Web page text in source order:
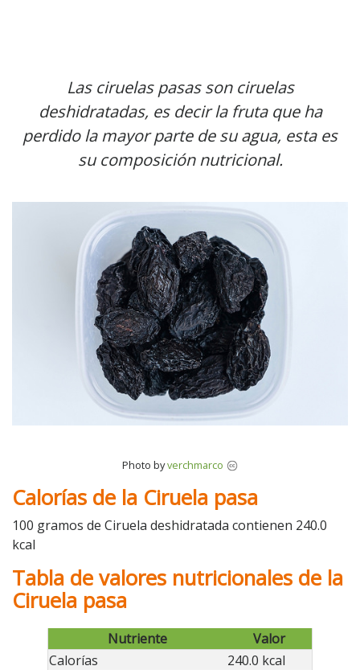
Las ciruelas pasas son ciruelas
deshidratadas, es decir la fruta que ha
perdido la mayor parte de su agua, esta es
su composición nutricional.
Photo byverchmarco
Calorías de la Ciruela pasa
100 gramos de Ciruela deshidratada contienen 240.0
kcal
Tabla de valores nutricionales de la
Ciruela pasa
Nutriente
Valor
Calorías
240.0 kcal